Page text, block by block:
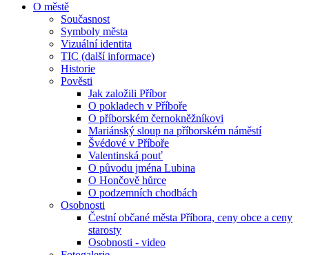
O městě
Současnost
Symboly města
Vizuální identita
TIC (další informace)
Historie
Pověsti
Jak založili Příbor
O pokladech v Příboře
O příborském černokněžníkovi
Mariánský sloup na příborském náměstí
Švédové v Příboře
Valentinská pouť
O původu jména Lubina
O Hončově hůrce
O podzemních chodbách
Osobnosti
Čestní občané města Příbora, ceny obce a ceny
starosty
Osobnosti - video